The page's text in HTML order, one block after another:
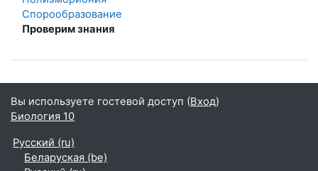
Спорообразование
Проверим знания
Вы используете гостевой доступ (Вход)
Биология 10
Русский ‎(ru)‎
Беларуская ‎(be)‎